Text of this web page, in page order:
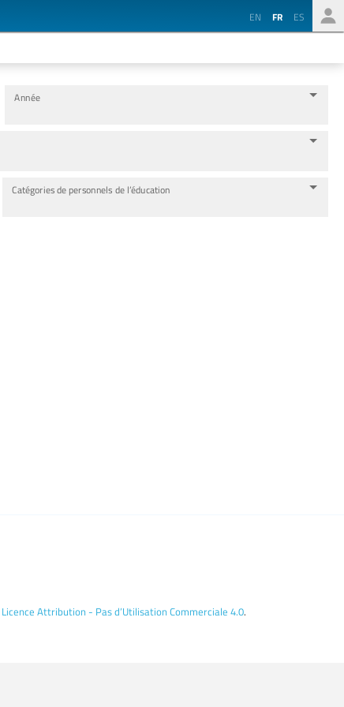
EN FR ES
Année
Catégories de personnels de l’éducation
Licence Attribution - Pas d’Utilisation Commerciale 4.0.